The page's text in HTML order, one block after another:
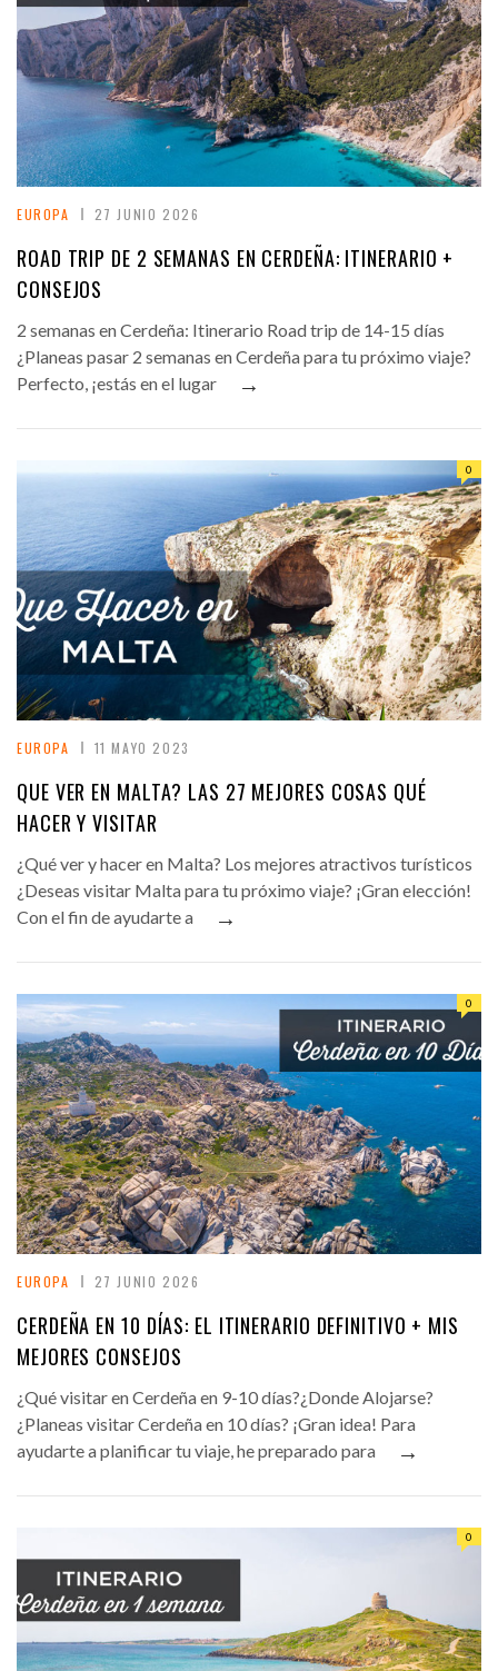
EUROPA 27 JUNIO 2026
ROAD TRIP DE 2 SEMANAS EN CERDEÑA: ITINERARIO +
CONSEJOS
2 semanas en Cerdeña: Itinerario Road trip de 14-15 días
¿Planeas pasar 2 semanas en Cerdeña para tu próximo viaje?
Perfecto, ¡estás en el lugar
→
0
EUROPA 11 MAYO 2023
QUE VER EN MALTA? LAS 27 MEJORES COSAS QUÉ
HACER Y VISITAR
¿Qué ver y hacer en Malta? Los mejores atractivos turísticos
¿Deseas visitar Malta para tu próximo viaje? ¡Gran elección!
Con el fin de ayudarte a
→
0
EUROPA 27 JUNIO 2026
CERDEÑA EN 10 DÍAS: EL ITINERARIO DEFINITIVO + MIS
MEJORES CONSEJOS
¿Qué visitar en Cerdeña en 9-10 días?¿Donde Alojarse?
¿Planeas visitar Cerdeña en 10 días? ¡Gran idea! Para
ayudarte a planificar tu viaje, he preparado para
→
0